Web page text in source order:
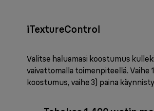
iTextureControl
Valitse haluamasi koostumus
vaivattomalla toimenpiteellä. Vaihe
koostumus, vaihe 3) paina